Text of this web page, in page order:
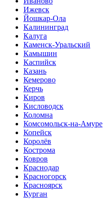
Ижевск
Йошкар-Ола
Калининград
Калуга
Каменск-Уральский
Камышин
Каспийск
Казань
Кемерово
Керчь
Киров
Кисловодск
Коломна
Комсомольск-на-Амуре
Копейск
Королёв
Кострома
Ковров
Краснодар
Красногорск
Красноярск
Курган